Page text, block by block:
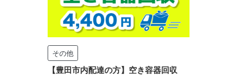
その他
【豊田市内配達の方】空き容器回収